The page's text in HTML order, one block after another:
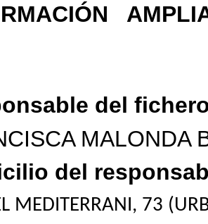
del
MALONDA
del
MEDITERRANI, 73